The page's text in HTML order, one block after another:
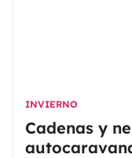
INVIERNO
Cadenas y